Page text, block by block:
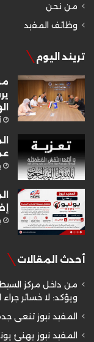
من نحن
وظائف المفيد
تريند اليوم
أحدث المقالات
من داخل مركز
ويؤكد: لا خسائر جراء
المفيد نيوز تنعى
المفيد نيوز يهنئ